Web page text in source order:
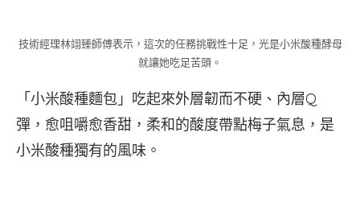
技術經理林翊臻師傅表示，這次的任務挑戰性十足，光是小米酸種酵母
就讓她吃足苦頭。
「小米酸種麵包」吃起來外層韌而不硬、內層Q
彈，愈咀嚼愈香甜，柔和的酸度帶點梅子氣息，是
小米酸種獨有的風味。